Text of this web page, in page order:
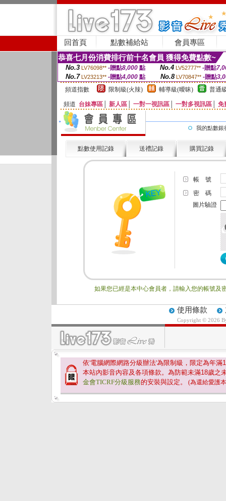
回首頁 點數補給站 會員專區
恭喜七月份消費排行前十名會員 獲得免費點數~
No.3 LV76098** -贈點8,000點 No.4 LV52777** -贈點
No.7 LV23213** -贈點4,000 點 No.8 LV70847** -贈點
頻道指數
限制級(火辣) 輔導級(曖昧) 普通
頻道 台妹專區 新人區 一對一視訊區 一對多視訊區 免
我的點數銀
點數使用記錄 送禮記錄 購買記錄
帳 號
密 碼
圖片驗證
如果您已經是本中心會員者，請輸入您的帳號及
使用條款
Copyright © 2026
依'電腦網際網路分級辦法'為限制級，限定為年滿
本站內影音內容及各項條款。為防範未滿18歲之
金會TICRF分級服務的安裝與設定。 (為還給愛護